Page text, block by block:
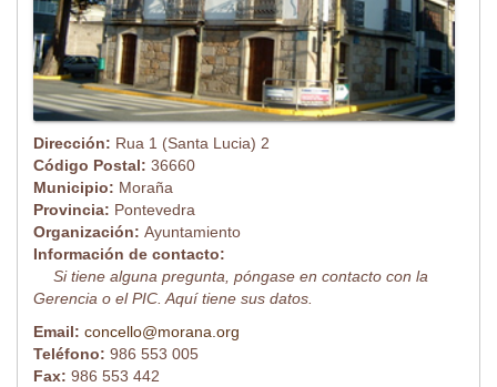
Dirección: Rua 1 (Santa Lucia) 2
Código Postal: 36660
Municipio: Moraña
Provincia: Pontevedra
Organización: Ayuntamiento
Información de contacto:
Si tiene alguna pregunta, póngase en contacto con la
Gerencia o el PIC. Aquí tiene sus datos.
Email: concello@morana.org
Teléfono: 986 553 005
Fax: 986 553 442